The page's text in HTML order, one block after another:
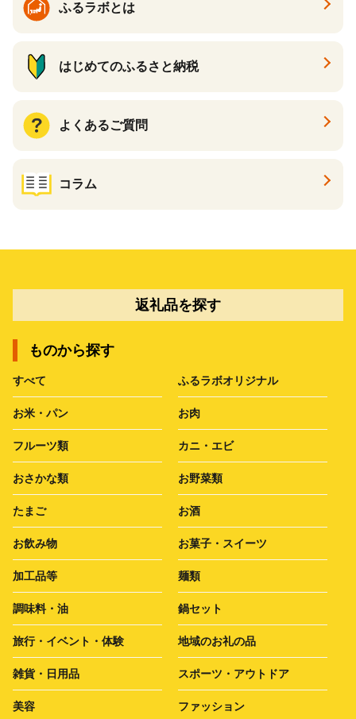
ふるラボとは
はじめてのふるさと納税
よくあるご質問
コラム
返礼品を探す
ものから探す
すべて ふるラボオリジナル
お米・パン お肉
フルーツ類 カニ・エビ
おさかな類 お野菜類
たまご お酒
お飲み物 お菓子・スイーツ
加工品等 麺類
調味料・油 鍋セット
旅行・イベント・体験 地域のお礼の品
雑貨・日用品 スポーツ・アウトドア
美容 ファッション